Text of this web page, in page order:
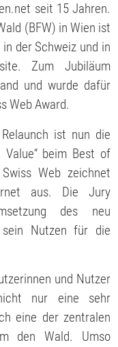
seit 15 Jahren.
(BFW) in Wien ist
der Schweiz und in
Zum Jubiläum
und wurde dafür
Web Award.
ist nun die
Value“ beim Best of
Web zeichnet
aus. Die Jury
des neu
sein Nutzen für die
und Nutzer
nur eine sehr
eine der zentralen
den Wald. Umso